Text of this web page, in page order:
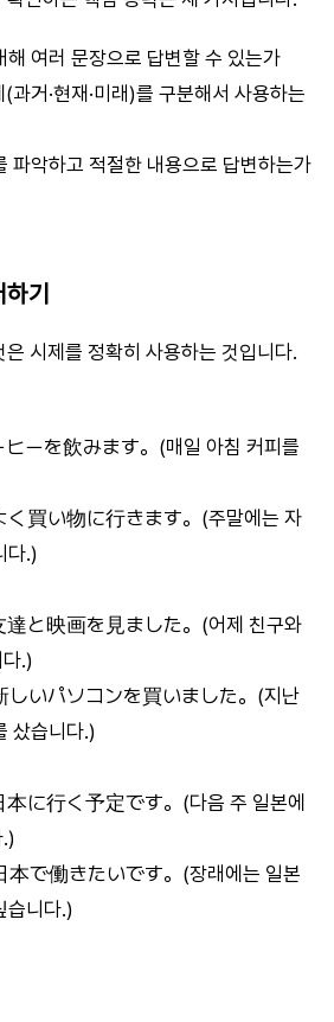
해 여러 문장으로 답변할 수 있는가
거·현재·미래)를 구분해서 사용하는
파악하고 적절한 내용으로 답변하는가
기
시제를 정확히 사용하는 것입니다.
ーを飲みます。(매일 아침 커피를
買い物に行きます。(주말에는 자
다.)
と映画を見ました。(어제 친구와
.)
しいパソコンを買いました。(지난
샀습니다.)
に行く予定です。(다음 주 일본에
で働きたいです。(장래에는 일본
습니다.)